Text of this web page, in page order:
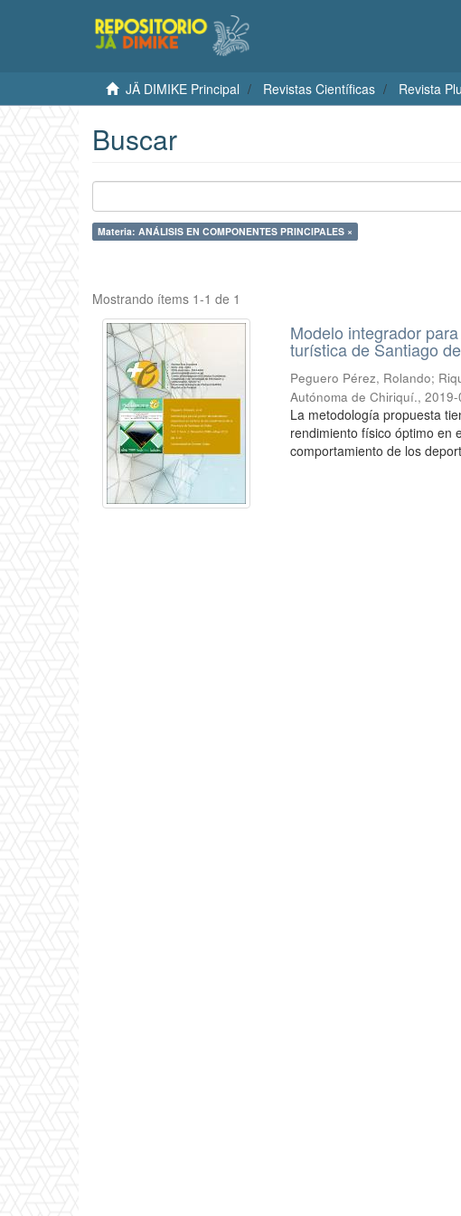
JÄ DIMIKE Principal Revistas Científicas Revista
Buscar
Materia: ANÁLISIS EN COMPONENTES PRINCIPALES ×
Mostrando ítems 1-1 de 1
Modelo integrador
turística de Santiago
Peguero Pérez, Rolando;
Autónoma de Chiriquí.,
La metodología propuesta
rendimiento físico óptimo en
comportamiento de los